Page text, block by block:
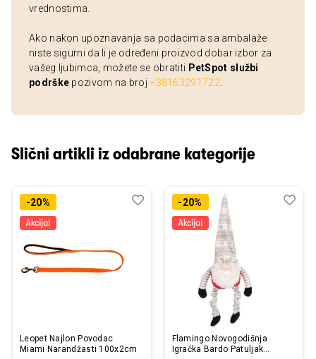
vrednostima.
Ako nakon upoznavanja sa podacima sa ambalaže
niste sigurni da li je određeni proizvod dobar izbor za
vašeg ljubimca, možete se obratiti PetSpot službi
podrške pozivom na broj+38163291722
Slični artikli iz odabrane kategorije
-20%
Leopet Najlon Povodac
Miami Narandžasti 100x2cm
Dodaj
Uporedi-20%
Flamingo Novogodišnja
Igračka Bardo Patuljak